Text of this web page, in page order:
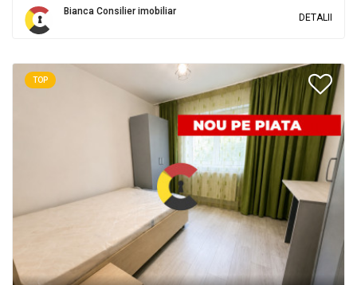
Bianca Consilier imobiliar
DETALII
TOP